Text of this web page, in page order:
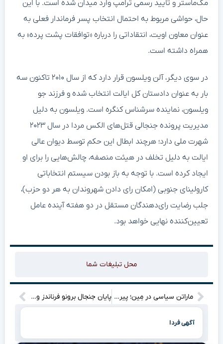
مک‌ماستر و تایید رسمی ترامپ وارد میدان شده است. با این
حال، حواشی مربوط به احتمال انتخاب پسر فرماندار فعلی به
عنوان معاون اویت، انتقاداتی را درباره «توافقات پشت پرده» به
همراه داشته است.
در سوی دیگر، آلن ویلسون قرار دارد که از سال ۲۰۱۰ تاکنون سه
بار به عنوان دادستان کل ایالت انتخاب شده و فرزند جو
ویلسون، نماینده سرشناس کنگره است. ویلسون به دلیل
مدیریت پرونده جنجالی قتل‌های الکس مردا در سال ۲۰۲۳
شهرت ملی دارد؛ هرچند ابطال این حکم توسط دیوان عالی
ایالت به دلیل تخلف در هیئت منصفه، چالش‌هایی را برای او
ایجاد کرده است. با توجه به باز بودن سیستم انتخاباتی
کارولینای جنوبی (امکان رای دادن شهروندان به هر دو حزب)،
جلب رضایت رای‌دهندگان مستقل در دو هفته آینده عامل
تعیین‌کننده نهایی خواهد بود.
محل تبلیغات شما
ماراتن سیاسی در مِین؛ پیروزی پلاتنر در انتخابات مقدماتی سنا علیرغم حواشی اخلاقی پایان جنجال برونو فرناندز و روی کین؛ افشای جزئیات تماس تلفنی کاپیتان‌های حال و گذشته منچستریونایتد
آگهی فردا